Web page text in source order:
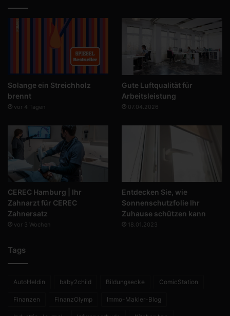
Solange ein Streichholz
brennt
vor 4 Tagen
Gute Luftqualität für
Arbeitsleistung
07.04.2026
CEREC Hamburg | Ihr
Zahnarzt für CEREC
Zahnersatz
vor 3 Wochen
Entdecken Sie, wie
Sonnenschutzfolie Ihr
Zuhause schützen kann
18.01.2023
Tags
AutoHeldin baby2child Bildungsecke ComicStation
Finanzen FinanzOlymp Immo-Makler-Blog